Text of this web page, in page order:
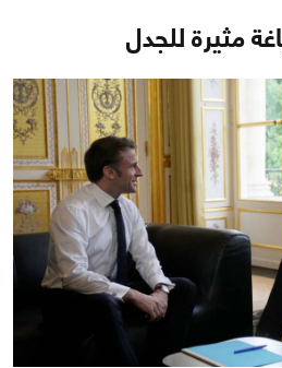
مثيرة للجدل